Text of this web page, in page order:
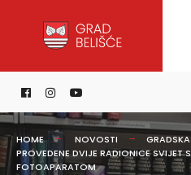
content
HOME NOVOSTI
PROVEDENE DVIJE RADIONICE SVIJET
FOTOAPARATOM
for: